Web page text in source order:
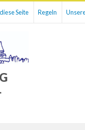
Seite Regeln